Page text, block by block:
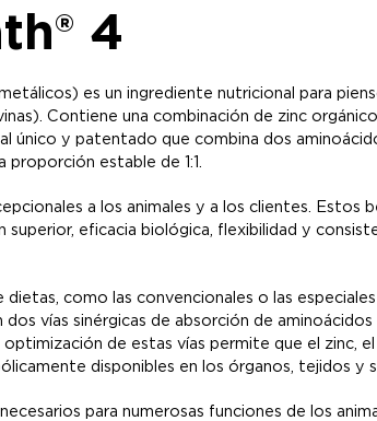
4
es un ingrediente nutricional para
Contiene una combinación de zinc
único y patentado que combina dos
estable de 1:1.
a los animales y a los clientes. Estos
eficacia biológica, flexibilidad y
dietas, como las convencionales o las
vías sinérgicas de absorción de
optimización de estas vías permite que el zinc,
disponibles en los órganos, tejidos y
para numerosas funciones de los